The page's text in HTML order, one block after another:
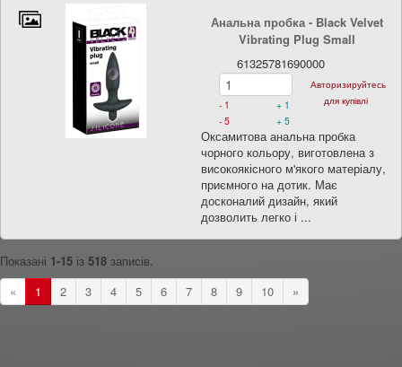
Анальна пробка - Black Velvet
Vibrating Plug Small
61325781690000
+ 1
- 1
- 5
+ 5
Авторизируйтесь
для купівлі
Оксамитова анальна пробка
чорного кольору, виготовлена з
високоякісного м'якого матеріалу,
приємного на дотик. Має
досконалий дизайн, який
дозволить легко і ...
Показані 1-15 із 518 записів.
«
1 2 3 4 5 6 7 8 9 10 »